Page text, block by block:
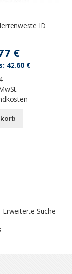
ID
€
42,60 €
Erweiterte Suche